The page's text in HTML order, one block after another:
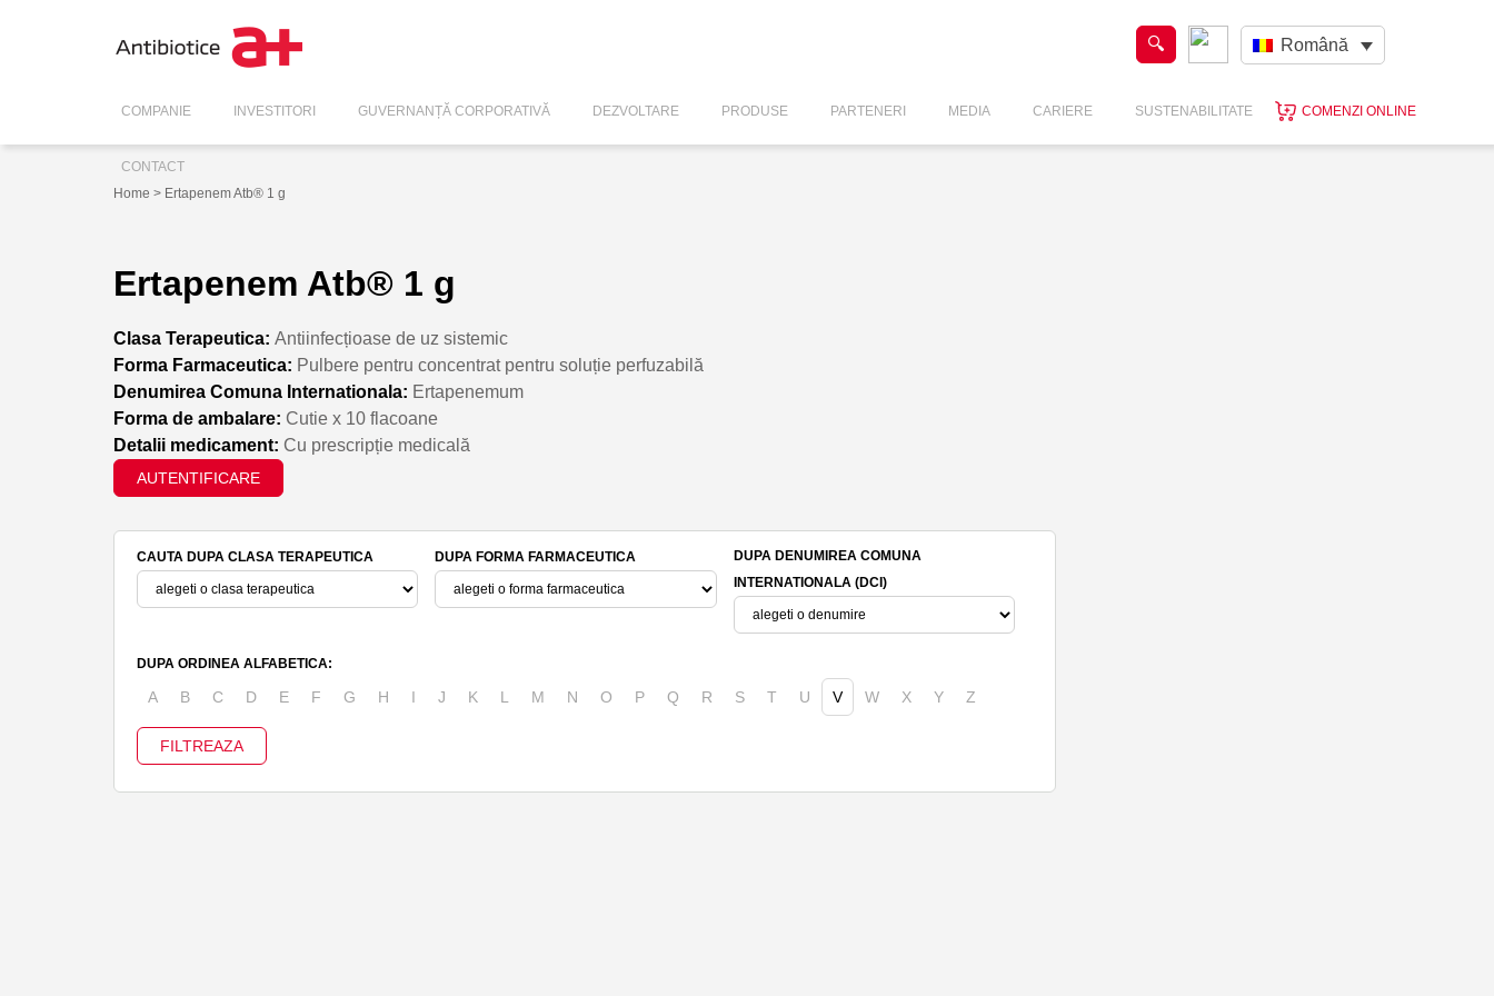
Română
COMPANIE INVESTITORI GUVERNANȚĂ CORPORATIVĂ DEZVOLTARE PRODUSE PARTENERI MEDIA CARIERE SUSTENABILITATE COMENZI ONLINE
CONTACT
Home > Ertapenem Atb® 1 g
Ertapenem Atb® 1 g
Clasa Terapeutica: Antiinfecțioase de uz sistemic
Forma Farmaceutica: Pulbere pentru concentrat pentru soluție perfuzabilă
Denumirea Comuna Internationala: Ertapenemum
Forma de ambalare: Cutie x 10 flacoane
Detalii medicament: Cu prescripție medicală
AUTENTIFICARE
CAUTA DUPA CLASA TERAPEUTICA DUPA FORMA FARMACEUTICA
DUPA DENUMIREA COMUNA
INTERNATIONALA (DCI)
DUPA ORDINEA ALFABETICA:
A B C D E F G H I J K L M N O P Q R S T U V W X Y Z